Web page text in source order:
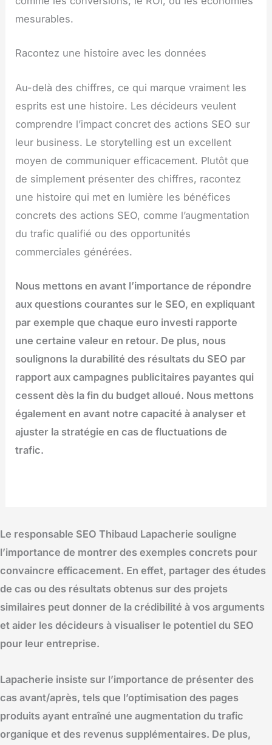
mesurables.
Racontez une histoire avec les données
Au-delà des chiffres, ce qui marque vraiment les
esprits est une histoire. Les décideurs veulent
comprendre l’impact concret des actions SEO sur
leur business. Le storytelling est un excellent
moyen de communiquer efficacement. Plutôt que
de simplement présenter des chiffres, racontez
une histoire qui met en lumière les bénéfices
concrets des actions SEO, comme l’augmentation
du trafic qualifié ou des opportunités
commerciales générées.
Nous mettons en avant l’importance de répondre
aux questions courantes sur le SEO, en expliquant
par exemple que chaque euro investi rapporte
une certaine valeur en retour. De plus, nous
soulignons la durabilité des résultats du SEO par
rapport aux campagnes publicitaires payantes qui
cessent dès la fin du budget alloué. Nous mettons
également en avant notre capacité à analyser et
ajuster la stratégie en cas de fluctuations de
trafic.
Le responsable SEO Thibaud Lapacherie souligne
l’importance de montrer des exemples concrets pour
convaincre efficacement. En effet, partager des études
de cas ou des résultats obtenus sur des projets
similaires peut donner de la crédibilité à vos arguments
et aider les décideurs à visualiser le potentiel du SEO
pour leur entreprise.
Lapacherie insiste sur l’importance de présenter des
cas avant/après, tels que l’optimisation des pages
produits ayant entraîné une augmentation du trafic
organique et des revenus supplémentaires. De plus,